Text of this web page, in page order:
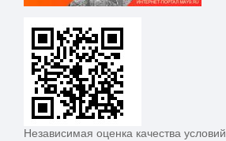
Независимая оценка качества условий